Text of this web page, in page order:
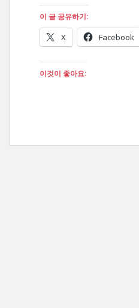
이 글 공유하기:
X Facebook
이것이 좋아요: